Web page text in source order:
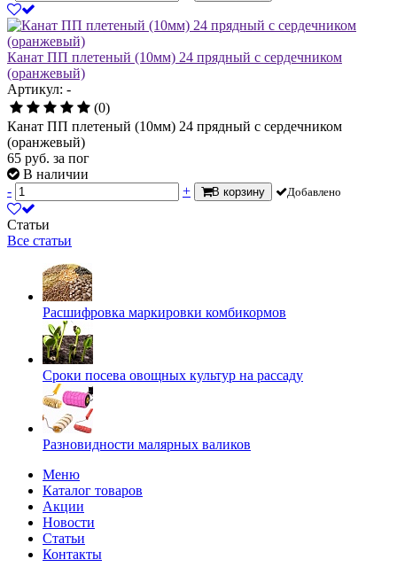
Канат ПП плетеный (10мм) 24 прядный с сердечником
(оранжевый)
Артикул: -
(0)
Канат ПП плетеный (10мм) 24 прядный с сердечником
(оранжевый)
65 руб. за пог
В наличии
-
+ В корзину Добавлено
Статьи
Все статьи
Расшифровка маркировки комбикормов
Сроки посева овощных культур на рассаду
Разновидности малярных валиков
Меню
Каталог товаров
Акции
Новости
Статьи
Контакты